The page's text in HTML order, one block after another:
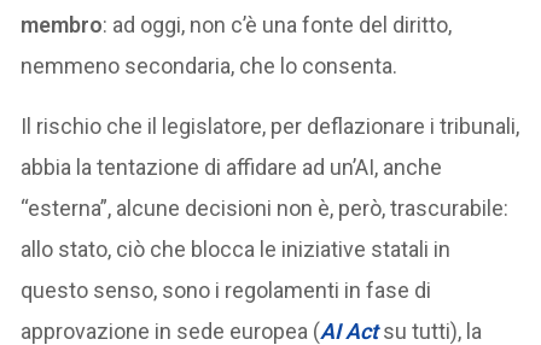
membro: ad oggi, non c’è una fonte del diritto,
nemmeno secondaria, che lo consenta.
Il rischio che il legislatore, per deflazionare i tribunali,
abbia la tentazione di affidare ad un’AI, anche
“esterna”, alcune decisioni non è, però, trascurabile:
allo stato, ciò che blocca le iniziative statali in
questo senso, sono i regolamenti in fase di
approvazione in sede europea (AI Actsu tutti), la